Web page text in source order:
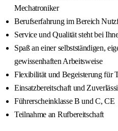
Mechatroniker
Berufserfahrung im Bereich
Service und Qualität steht bei
Spaß an einer selbstständigen,
gewissenhaften Arbeitsweise
Flexibilität und Begeisterung für
Einsatzbereitschaft und
Führerscheinklasse B und C, CE
Teilnahme an Rufbereitschaft